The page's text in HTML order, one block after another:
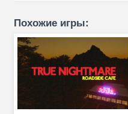
Похожие игры: